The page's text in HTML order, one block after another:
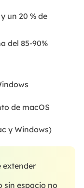
un 20 % de
del 85-90%
de macOS
y Windows)
extender
sin espacio no